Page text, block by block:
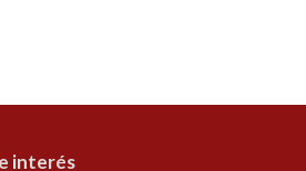
interés